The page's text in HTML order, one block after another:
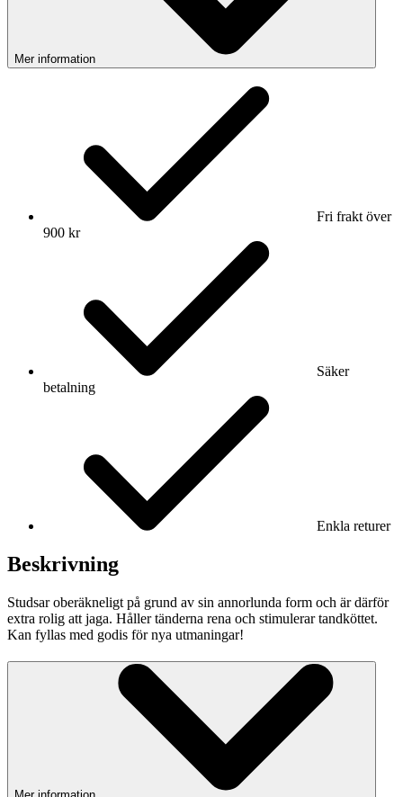
Mer information
Fri frakt över
900 kr
Säker
betalning
Enkla returer
Beskrivning
Studsar oberäkneligt på grund av sin annorlunda form och är därför
extra rolig att jaga. Håller tänderna rena och stimulerar tandköttet.
Kan fyllas med godis för nya utmaningar!